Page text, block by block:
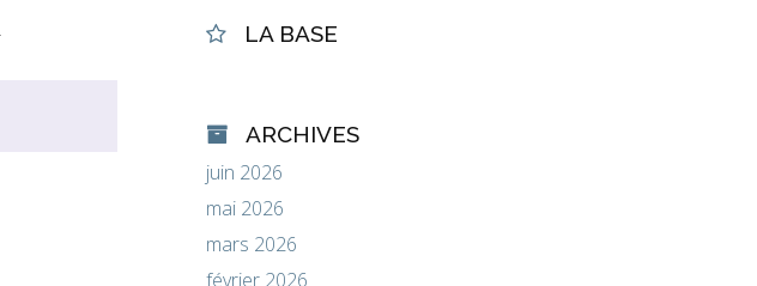
LA BASE
ARCHIVES
juin 2026
mai 2026
mars 2026
février 2026